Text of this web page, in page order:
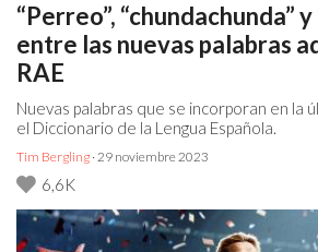
“Perreo”, “chundachunda”
entre las nuevas palabras
RAE
Nuevas palabras que se incorporan en la
el Diccionario de la Lengua Española.
Tim Bergling · 29 noviembre 2023
6,6K